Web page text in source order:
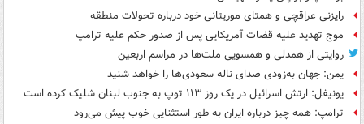
رایزنی عراقچی و همتای موریتانی خود درباره تحولات منطقه
موج تهدید علیه قضات آمریکایی پس از صدور حکم علیه ترامپ
روایتی از همدلی و همسویی ملت‌ها در مراسم اربعین
یمن: جهان به‌زودی صدای ناله سعودی‌ها را خواهد شنید
یونیفل: ارتش اسرائیل در یک روز ۱۱۳ توپ به جنوب لبنان شلیک کرده است
ترامپ: همه چیز درباره ایران به طور استثنایی خوب پیش می‌رود